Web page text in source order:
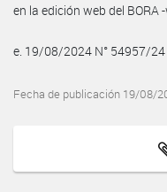
en la edición web del
e. 19/08/2024 N° 54957/
Fecha de publicación 19/08/